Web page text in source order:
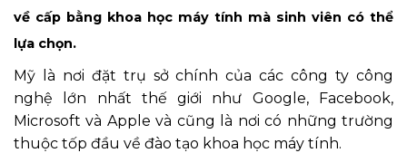
về cấp bằng khoa học máy tính mà sinh viên có thể
lựa chọn.
Mỹ là nơi đặt trụ sở chính của các công ty công
nghệ lớn nhất thế giới như Google, Facebook,
Microsoft và Apple và cũng là nơi có những trường
thuộc tốp đầu về đào tạo khoa học máy tính.